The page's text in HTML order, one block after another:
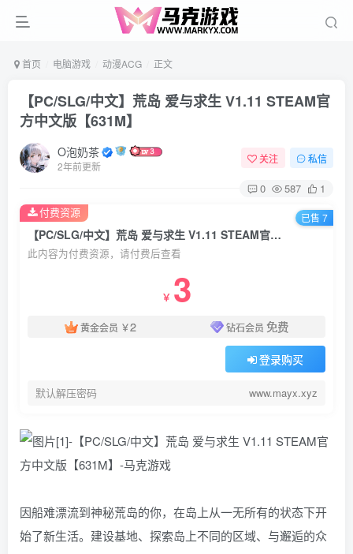
首页 电脑游戏 动漫ACG 正文
【PC/SLG/中文】荒岛 爱与求生 V1.11 STEAM官
方中文版【631M】
O泡奶茶
2年前更新
关注 私信
0 587 1
【PC/SLG/中文】荒岛 爱与求生 V1.11 STEAM官方中文版【631M】
此内容为付费资源，请付费后查看
￥ 3
黄金会员 ￥2 钻石会员 免费
登录购买
默认解压密码 www.mayx.xyz
付费资源 已售 7
因船难漂流到神秘荒岛的你，在岛上从一无所有的状态下开
始了新生活。建设基地、探索岛上不同的区域、与邂逅的众